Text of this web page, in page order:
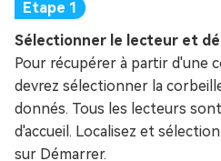
Sélectionner le lecteur et
Pour récupérer à partir d'une
devrez sélectionner la
donnés. Tous les lecteurs
d'accueil. Localisez et
sur Démarrer.